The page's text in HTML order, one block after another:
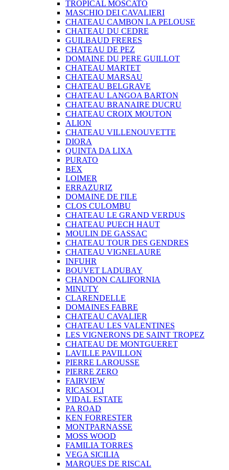
TROPICAL MOSCATO
MASCHIO DEI CAVALIERI
CHATEAU CAMBON LA PELOUSE
CHATEAU DU CEDRE
GUILBAUD FRERES
CHATEAU DE PEZ
DOMAINE DU PERE GUILLOT
CHATEAU MARTET
CHATEAU MARSAU
CHATEAU BELGRAVE
CHATEAU LANGOA BARTON
CHATEAU BRANAIRE DUCRU
CHATEAU CROIX MOUTON
ALION
CHATEAU VILLENOUVETTE
DIORA
QUINTA DA LIXA
PURATO
BEX
LOIMER
ERRAZURIZ
DOMAINE DE I'ILE
CLOS CULOMBU
CHATEAU LE GRAND VERDUS
CHATEAU PUECH HAUT
MOULIN DE GASSAC
CHATEAU TOUR DES GENDRES
CHATEAU VIGNELAURE
INFUHR
BOUVET LADUBAY
CHANDON CALIFORNIA
MINUTY
CLARENDELLE
DOMAINES FABRE
CHATEAU CAVALIER
CHATEAU LES VALENTINES
LES VIGNERONS DE SAINT TROPEZ
CHATEAU DE MONTGUERET
LAVILLE PAVILLON
PIERRE LAROUSSE
PIERRE ZERO
FAIRVIEW
RICASOLI
VIDAL ESTATE
PA ROAD
KEN FORRESTER
MONTPARNASSE
MOSS WOOD
FAMILIA TORRES
VEGA SICILIA
MARQUES DE RISCAL